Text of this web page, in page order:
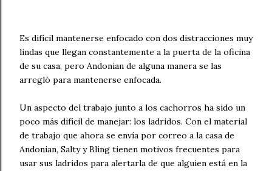
Es difícil mantenerse enfocado con dos distracciones muy
lindas que llegan constantemente a la puerta de la oficina
de su casa, pero Andonian de alguna manera se las
arregló para mantenerse enfocada.
Un aspecto del trabajo junto a los cachorros ha sido un
poco más difícil de manejar: los ladridos. Con el material
de trabajo que ahora se envía por correo a la casa de
Andonian, Salty y Bling tienen motivos frecuentes para
usar sus ladridos para alertarla de que alguien está en la